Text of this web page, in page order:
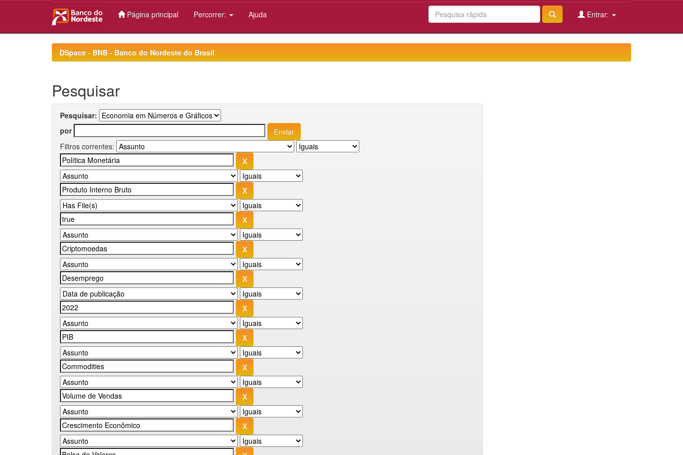
Página principal Percorrer: Ajuda Entrar:
DSpace - BNB - Banco do Nordeste do Brasil
Pesquisar
Pesquisar:
por
Filtros correntes: